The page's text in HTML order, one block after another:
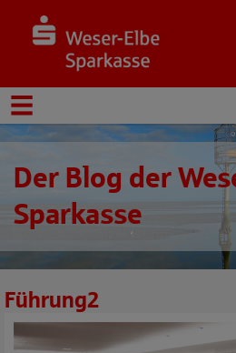
Der Blog der
Sparkasse
Führung2